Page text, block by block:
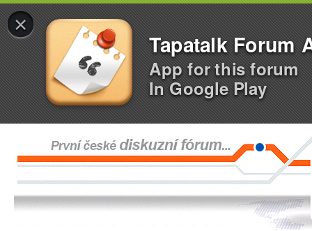
×
Tapatalk Forum
App for this forum
In Google Play